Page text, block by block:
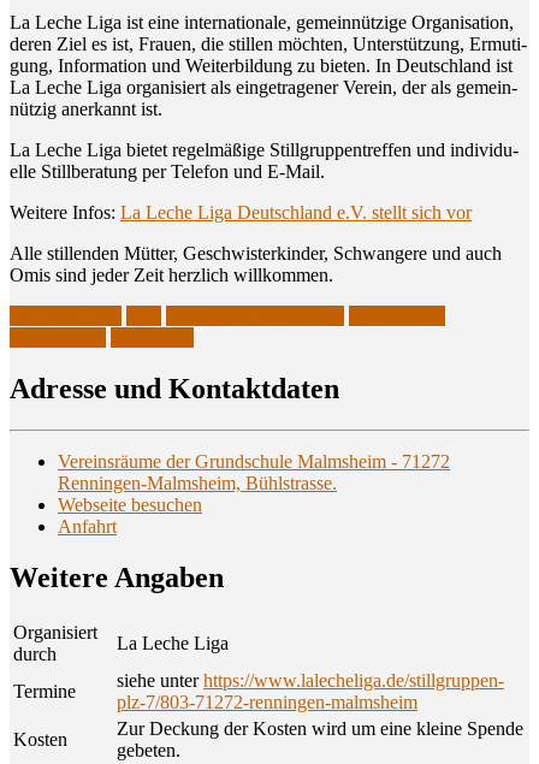
La Leche Liga ist eine inter­na­tio­na­le, gemein­nüt­zi­ge Orga­ni­sa­ti­on,
deren Ziel es ist, Frau­en, die stil­len möch­ten, Unter­stüt­zung, Ermu­ti­
gung, Infor­ma­ti­on und Wei­ter­bil­dung zu bie­ten. In Deutsch­land ist
La Leche Liga orga­ni­siert als ein­ge­tra­ge­ner Ver­ein, der als gemein­
nüt­zig aner­kannt ist.
La Leche Liga bie­tet regel­mä­ßi­ge Still­grup­pen­tref­fen und indi­vi­du­
el­le Still­be­ra­tung per Tele­fon und E‑Mail.
Wei­te­re Infos: La Leche Liga Deutsch­land e.V. stellt sich vor
Alle stil­len­den Müt­ter, Geschwis­ter­kin­der, Schwan­ge­re und auch
Omis sind jeder Zeit herz­lich willkommen.
Adres­se und Kontaktdaten
Vereinsräume der Grundschule Malmsheim - 71272
Renningen-Malmsheim, Bühlstrasse.
Webseite besuchen
Anfahrt
Wei­te­re Angaben
Organisiert
durch
La Leche Liga
Termine
siehe unterhttps://www.lalecheliga.de/stillgruppen-
plz-7/803-71272-renningen-malmsheim
Kosten
Zur Deckung der Kosten wird um eine kleine Spende
gebeten.